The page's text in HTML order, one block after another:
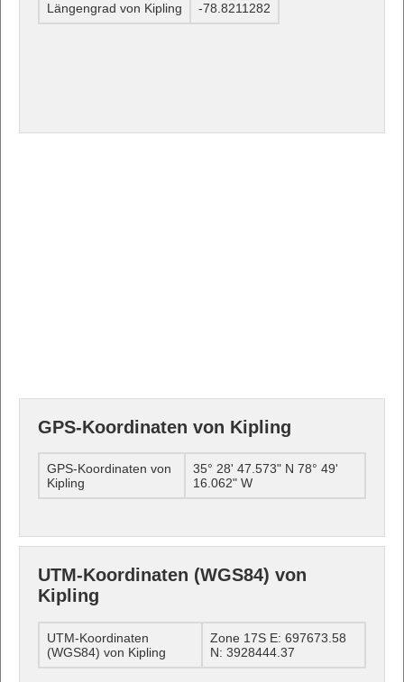
Längengrad von Kipling -78.8211282
GPS-Koordinaten von Kipling
GPS-Koordinaten von
Kipling
35° 28' 47.573" N 78° 49'
16.062" W
UTM-Koordinaten (WGS84) von
Kipling
UTM-Koordinaten
(WGS84) von Kipling
Zone 17S E: 697673.58
N: 3928444.37